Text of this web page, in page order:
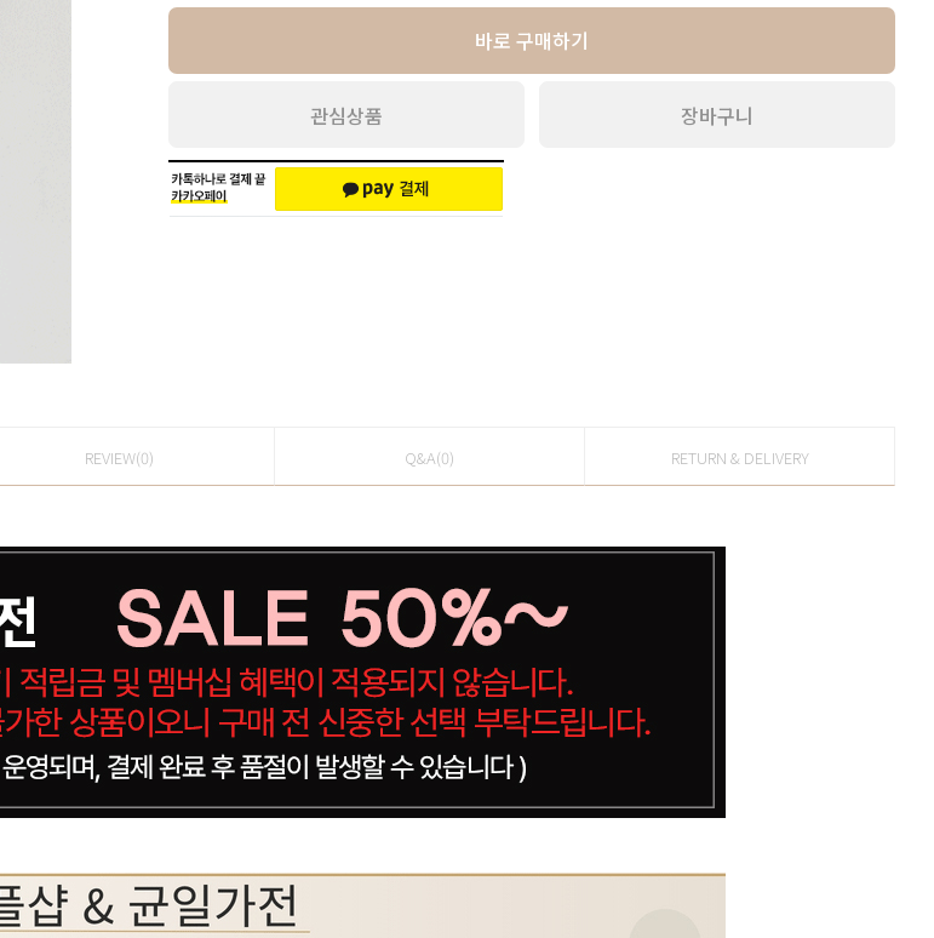
바로 구매하기
관심상품 장바구니
REVIEW(0) Q&A(0) RETURN & DELIVERY